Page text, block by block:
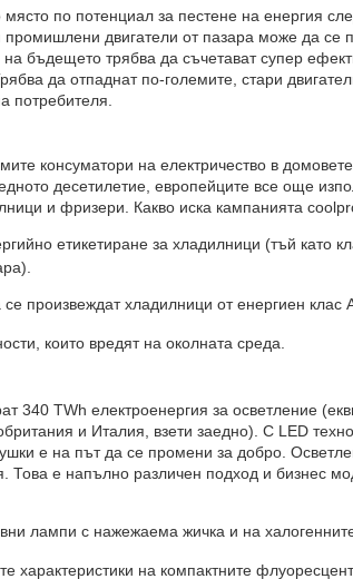
място по потенциал за пестене на енергия
двигатели от пазара може да се
бъдещето трябва да съчетават супер
да отпаднат по-големите, стари
потребителя.
консуматори на електричество в
десетилетие, европейците все още
и фризери. Какво иска кампанията
етикетиране за хладилници (тъй като
произвеждат хладилници от енергиен клас
които вредят на околната среда.
340 TWh електроенергия за осветление
и Италия, взети заедно). С LED
е на път да се промени за добро.
Това е напълно различен подход и бизнес
лампи с нажежаема жичка и на
характеристики на компактните